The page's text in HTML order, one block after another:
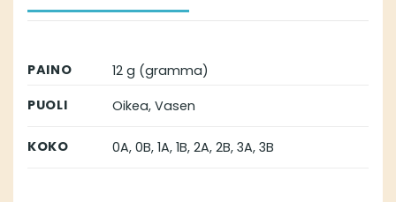
PAINO
12 g (gramma)
PUOLI
Oikea, Vasen
KOKO 0A, 0B, 1A, 1B, 2A, 2B, 3A, 3B